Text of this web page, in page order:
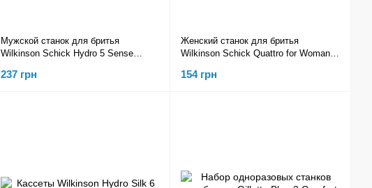
Мужской станок для бритья
Wilkinson Schick Hydro 5 Sense
237 грн
Женский станок для бритья
Wilkinson Schick Quattro for Woman
154 грн